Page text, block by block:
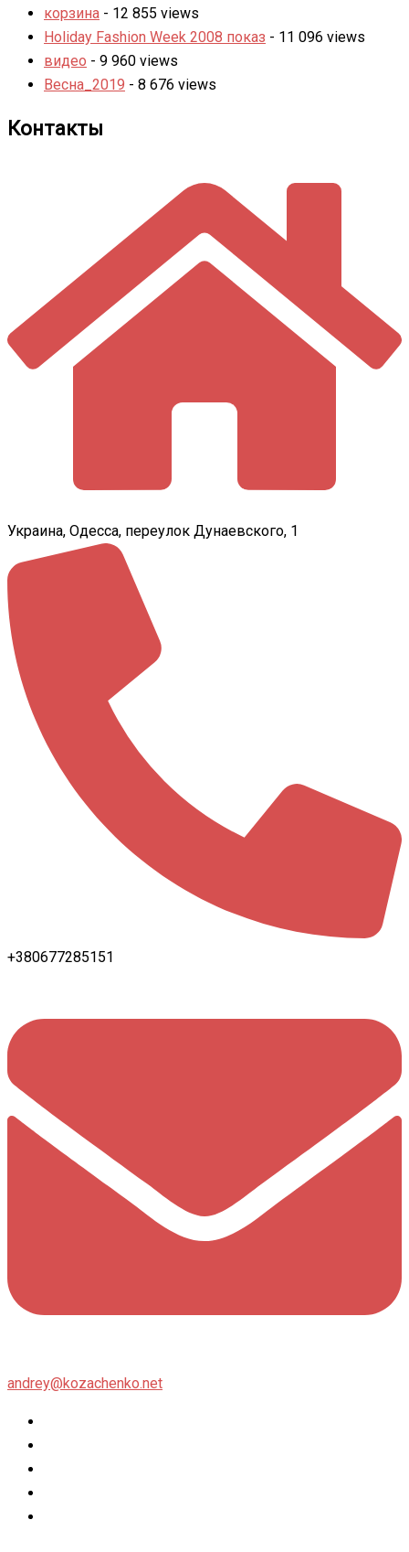
корзина - 12 855 views
Holiday Fashion Week 2008 показ - 11 096 views
видео - 9 960 views
Весна_2019 - 8 676 views
Контакты
Украина, Одесса, переулок Дунаевского, 1
+380677285151
andrey@kozachenko.net